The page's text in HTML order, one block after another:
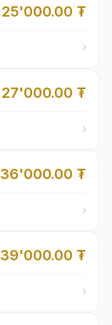
25'000.00 ₮
›
27'000.00 ₮
›
36'000.00 ₮
›
39'000.00 ₮
›